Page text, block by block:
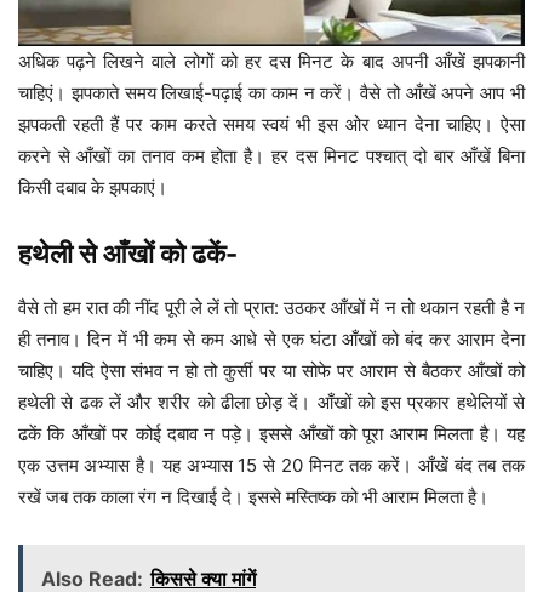
अधिक पढ़ने लिखने वाले लोगों को हर दस मिनट के बाद अपनी आँखें झपकानी
चाहिएं। झपकाते समय लिखाई-पढ़ाई का काम न करें। वैसे तो आँखें अपने आप भी
झपकती रहती हैं पर काम करते समय स्वयं भी इस ओर ध्यान देना चाहिए। ऐसा
करने से आँखों का तनाव कम होता है। हर दस मिनट पश्चात् दो बार आँखें बिना
किसी दबाव के झपकाएं।
हथेली से आँखों को ढकें-
वैसे तो हम रात की नींद पूरी ले लें तो प्रात: उठकर आँखों में न तो थकान रहती है न
ही तनाव। दिन में भी कम से कम आधे से एक घंटा आँखों को बंद कर आराम देना
चाहिए। यदि ऐसा संभव न हो तो कुर्सी पर या सोफे पर आराम से बैठकर आँखों को
हथेली से ढक लें और शरीर को ढीला छोड़ दें। आँखों को इस प्रकार हथेलियों से
ढकें कि आँखों पर कोई दबाव न पड़े। इससे आँखों को पूरा आराम मिलता है। यह
एक उत्तम अभ्यास है। यह अभ्यास 15 से 20 मिनट तक करें। आँखें बंद तब तक
रखें जब तक काला रंग न दिखाई दे। इससे मस्तिष्क को भी आराम मिलता है।
Also Read: किससे क्या मांगें